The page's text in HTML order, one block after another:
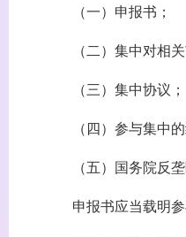
（一）申报书；
（二）集中对相关
（三）集中协议；
（四）参与集中的
（五）国务院反垄
申报书应当载明参